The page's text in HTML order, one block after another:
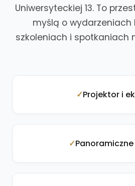
Uniwersyteckiej 13. To
myślą o wydarzeniach
szkoleniach i spotkaniach
Projektor i